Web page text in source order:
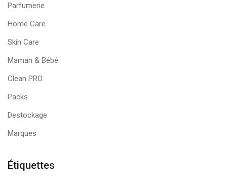
Parfumerie
Home Care
Skin Care
Maman & Bébé
Clean PRO
Packs
Destockage
Marques
Étiquettes